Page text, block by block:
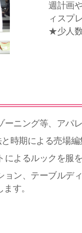
週計画
ィスプ
★少人
ニング等、アパ
時期による売場編
によるルックを服
ョン、テーブルデ
す。